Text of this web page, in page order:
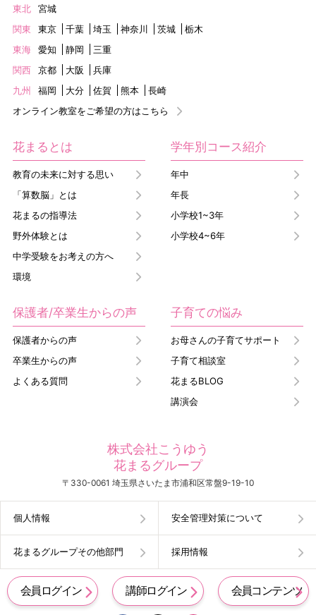
東北
宮城
関東
東京 千葉 埼玉 神奈川 茨城
栃木
東海
愛知 静岡
三重
関西
京都 大阪
兵庫
九州
福岡 大分 佐賀 熊本
長崎
オンライン教室をご希望の方はこちら
花まるとは
教育の未来に対する思い
「算数脳」とは
花まるの指導法
野外体験とは
中学受験をお考えの方へ
環境
学年別コース紹介
年中
年長
小学校1~3年
小学校4~6年
保護者/卒業生からの声
保護者からの声
卒業生からの声
よくある質問
子育ての悩み
お母さんの子育てサポート
子育て相談室
花まるBLOG
講演会
株式会社こうゆう
花まるグループ
〒330-0061 埼玉県さいたま市浦和区常盤9-19-10
個人情報 安全管理対策について
花まるグループその他部門 採用情報
会員ログイン 講師ログイン 会員コンテンツ